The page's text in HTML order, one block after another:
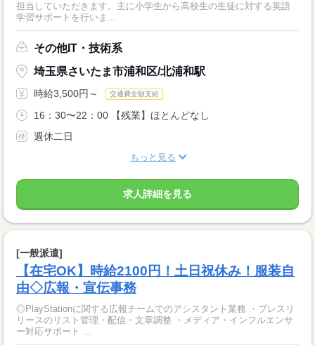
担当していただきます。主に小学生から高校生の生徒に対する英語
学習サポートを行いま...
その他IT・技術系
埼玉県さいたま市浦和区/北浦和駅
時給3,500円～ 交通費全額支給
16：30〜22：00 【残業】ほとんどなし
週休二日
もっと見る
求人詳細を見る
[一般派遣]
【在宅OK】時給2100円！土日祝休み！服装自
由◇広報・宣伝事務
◎PlayStationに関する広報チームでのアシスタント業務 ・プレスリ
リースのリスト管理・配信・文章調整 ・メディア・インフルエンサ
ー対応サポート ...